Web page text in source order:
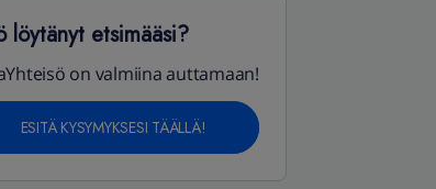
löytänyt etsimääsi?
on valmiina auttamaan!
ESITÄ KYSYMYKSESI TÄÄLLÄ!